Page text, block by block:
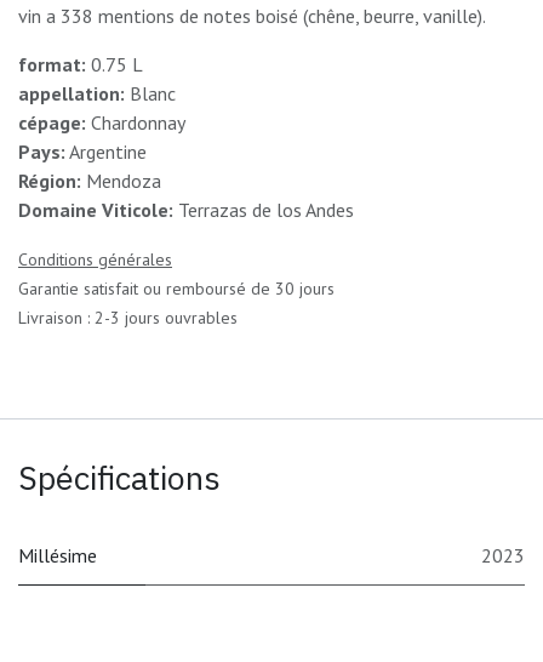
vin a 338 mentions de notes boisé (chêne, beurre, vanille).
format: 0.75 L
appellation: Blanc
cépage: Chardonnay
Pays: Argentine
Région: Mendoza
Domaine Viticole: Terrazas de los Andes
Conditions générales
Garantie satisfait ou remboursé de 30 jours
Livraison : 2-3 jours ouvrables
Spécifications
Millésime 2023